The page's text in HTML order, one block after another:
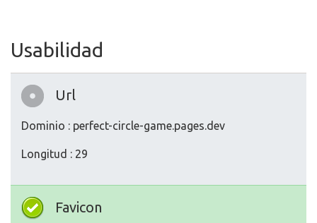
Usabilidad
Url
Dominio : perfect-circle-game.pages.dev
Longitud : 29
Favicon